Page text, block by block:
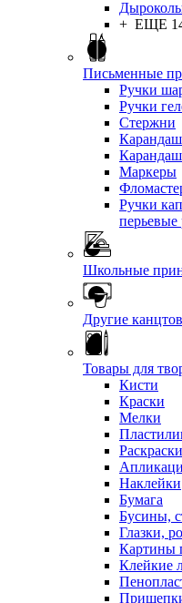
+ ЕЩЕ
Письменные
Ручки
Ручки
Стержни
Маркеры
Ручки
перьевые
Школьные
Другие
Товары для
Кисти
Краски
Мелки
Раскраски
Наклейки
Бумага
Бусины,
Глазки,
Картины
Клейкие